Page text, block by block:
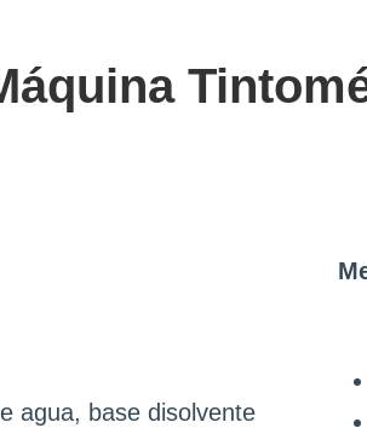
agua, base disolvente